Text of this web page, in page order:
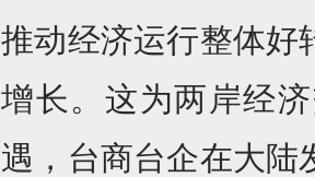
推动经济运行整体好
增长。这为两岸经
遇，台商台企在大陆